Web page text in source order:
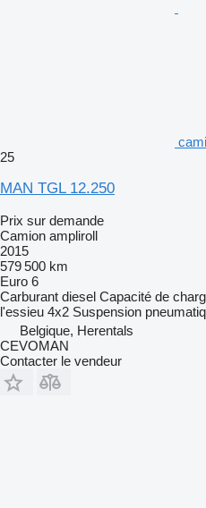
25
MAN TGL 12.250
Prix sur demande
Camion ampliroll
2015
579 500 km
Euro 6
Carburant diesel Capacité de
l'essieu 4x2 Suspension
Belgique, Herentals
CEVOMAN
Contacter le vendeur